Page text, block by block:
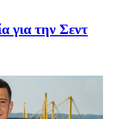
για την Σεντ